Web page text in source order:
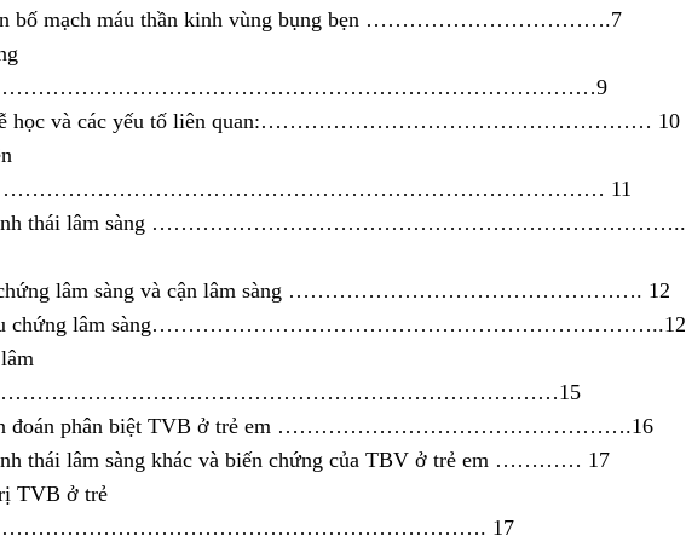
bố mạch máu thần kinh vùng bụng bẹn …………………………….7
tễ học và các yếu tố liên quan:……………………………………………… 10
11
hình thái lâm sàng ………………………………………………………………..
chứng lâm sàng và cận lâm sàng …………………………………………. 12
chứng lâm sàng……………………………………………………………..12
đoán phân biệt TVB ở trẻ em ………………………………………….16
thái lâm sàng khác và biến chứng của TBV ở trẻ em ………… 17
TVB ở trẻ
17